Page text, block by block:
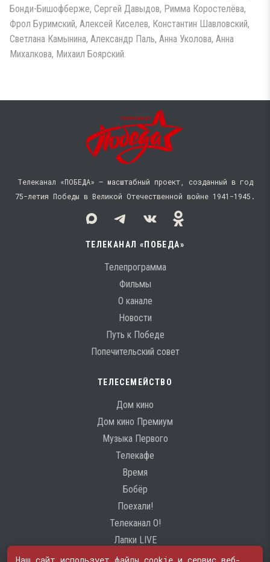
Бонди-Бишофберже, Сергей Давыдов, Римма Коростелёва,
Фрол Буримский, Алексей Киселев, Константин Шавловский,
Светлана Камынина, Александр Паль, Анна Уколова, Анна
Михалкова, Михаил Боярский.
Телеканал «ПОБЕДА» — масштабный проект, созданный в год
75-летия Победы в Великой Отечественной войне 1941−1945.
ТЕЛЕКАНАЛ «ПОБЕДА»
Телепрограмма
Фильмы
О канале
Новости
Путь к Победе
Попечительский совет
ТЕЛЕСЕМЕЙСТВО
Дом кино
Дом кино Премиум
Музыка Первого
Телекафе
Время
Бобёр
Поехали!
Телеканал О!
Лапки LIVE